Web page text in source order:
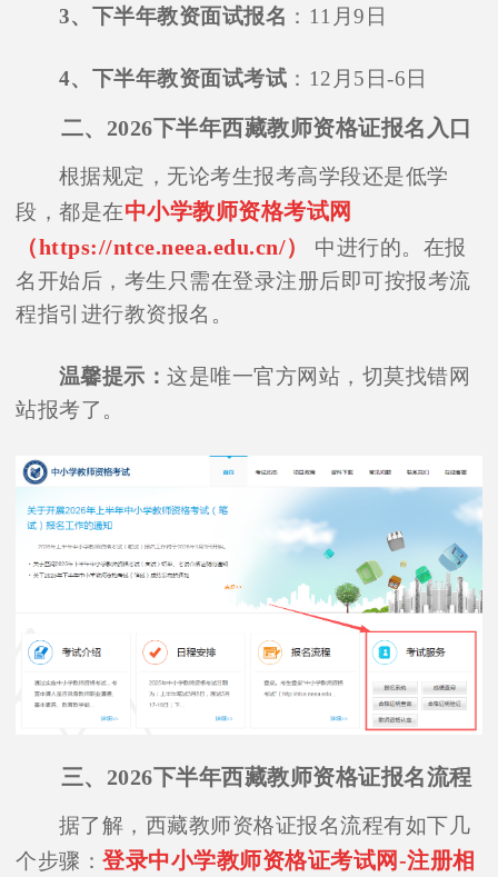
3、下半年教资面试报名 ：11月9日
4、下半年教资面试考试 ：12月5日-6日
二、2026下半年西藏教师资格证报名入口
根据规定，无论考生报考高学段还是低学
段，都是在中小学教师资格考试网
（https://ntce.neea.edu.cn/）
中进行的。在报
名开始后，考生只需在登录注册后即可按报考流
程指引进行教资报名。
温馨提示：这是唯一官方网站，切莫找错网
站报考了。
三、2026下半年西藏教师资格证报名流程
据了解，西藏教师资格证报名流程有如下几
个步骤：登录中小学教师资格证考试网-注册相